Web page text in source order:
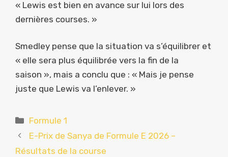
« Lewis est bien en avance sur lui lors des
dernières courses. »
Smedley pense que la situation va s’équilibrer et
« elle sera plus équilibrée vers la fin de la
saison », mais a conclu que : « Mais je pense
juste que Lewis va l’enlever. »
Catégories
Formule 1
E-Prix de Sanya de Formule E 2026 –
Résultats de la course